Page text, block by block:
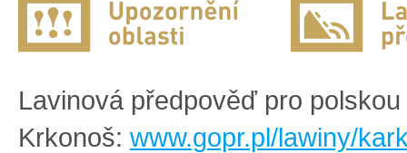
Lavinová předpověď pro
Krkonoš: www.gopr.pl/lawiny/